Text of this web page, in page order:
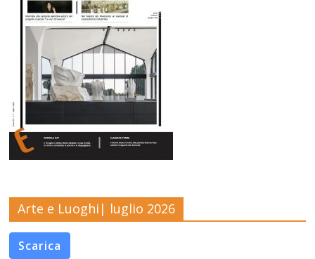
Arte e Luoghi| luglio 2026
Scarica